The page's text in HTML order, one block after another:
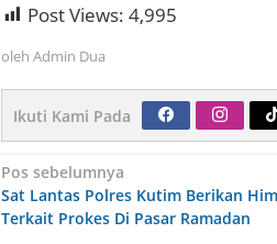
Post Views: 4,995
oleh Admin Dua
Ikuti Kami Pada
Navigasi
pos
Pos sebelumnya
Sat Lantas Polres Kutim Berikan
Terkait Prokes Di Pasar Ramadan